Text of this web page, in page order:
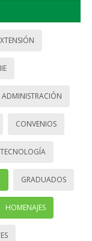
IIE
ADMINISTRACIÓN
CONVENIOS
GRADUADOS
HOMENAJES